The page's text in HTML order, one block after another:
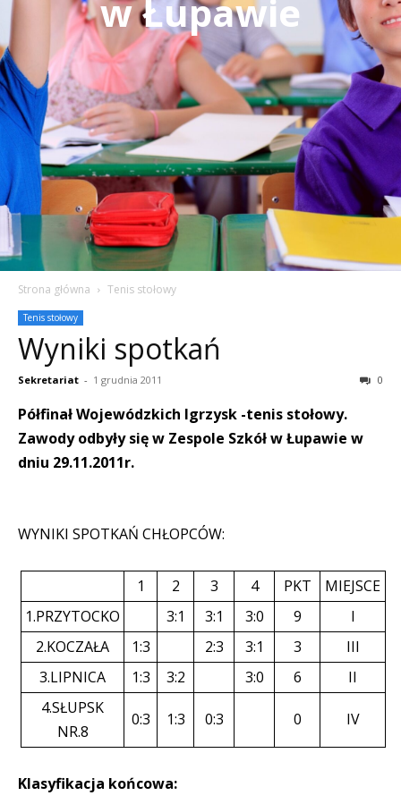
w Łupawie
Strona główna Tenis stołowy
Tenis stołowy
Wyniki spotkań
Sekretariat - 1 grudnia 2011 0
Półfinał Wojewódzkich Igrzysk -tenis stołowy.
Zawody odbyły się w Zespole Szkół w Łupawie w
dniu 29.11.2011r.
WYNIKI SPOTKAŃ CHŁOPCÓW:
1 2 3 4 PKT
MIEJSCE
1.PRZYTOCKO
3:1 3:1 3:0 9
I
2.KOCZAŁA
1:3 2:3 3:1 3
III
3.LIPNICA
1:3 3:2 3:0 6
II
4.SŁUPSK
NR.8
0:3 1:3 0:3 0 IV
Klasyfikacja końcowa: